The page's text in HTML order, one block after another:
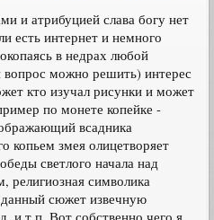
и атрибуцией слава богу нет
есть интернет и немного
в недрах любой
вопрос можно решить) интерес
кто изучал рисунки и может
по монете копейке -
всадника
копьем змея олицетворяет
светлого начала над
религиозная символика
данный сюжет извечную